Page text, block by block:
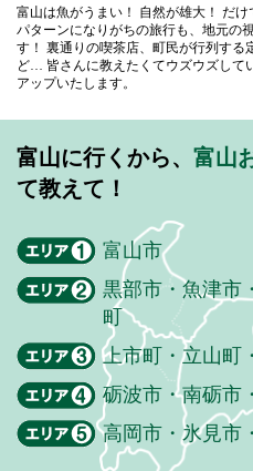
富山は魚がうまい！ 自然が雄大！ だけ
パターンになりがちの旅行も、地元の
す！ 裏通りの喫茶店、町民が行列する
ど… 皆さんに教えたくてウズウズして
アップいたします。
富山に行くから、 富山
て教えて！
富山市
黒部市・魚津市
町
上市町・立山町
砺波市・南砺市
高岡市・氷見市